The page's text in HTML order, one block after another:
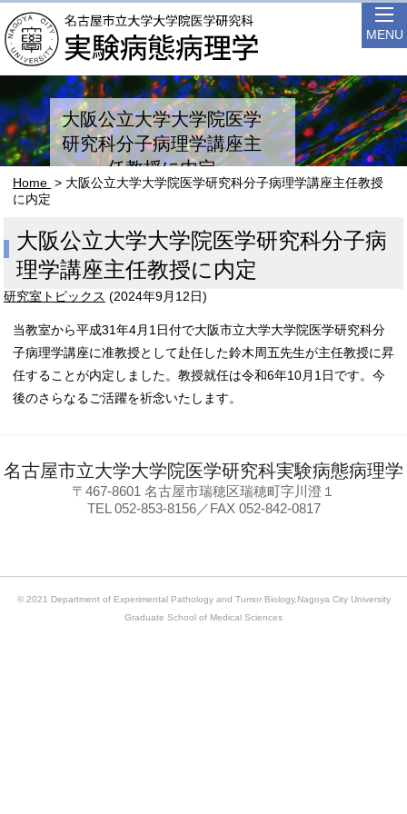
MENU
大阪公立大学大学院医学
研究科分子病理学講座主
任教授に内定
Home > 大阪公立大学大学院医学研究科分子病理学講座主任教授
に内定
大阪公立大学大学院医学研究科分子病
理学講座主任教授に内定
研究室トピックス (2024年9月12日)
当教室から平成31年4月1日付で大阪市立大学大学院医学研究科分
子病理学講座に准教授として赴任した鈴木周五先生が主任教授に昇
任することが内定しました。教授就任は令和6年10月1日です。今
後のさらなるご活躍を祈念いたします。
名古屋市立大学大学院医学研究科実験病態病理学
〒467-8601 名古屋市瑞穂区瑞穂町字川澄１
TEL 052-853-8156／FAX 052-842-0817
© 2021 Department of Experimental Pathology and Tumor Biology,Nagoya City University
Graduate School of Medical Sciences